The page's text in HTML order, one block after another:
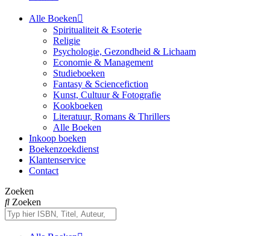
Alle Boeken
Spiritualiteit & Esoterie
Religie
Psychologie, Gezondheid & Lichaam
Economie & Management
Studieboeken
Fantasy & Sciencefiction
Kunst, Cultuur & Fotografie
Kookboeken
Literatuur, Romans & Thrillers
Alle Boeken
Inkoop boeken
Boekenzoekdienst
Klantenservice
Contact
Zoeken
Zoeken